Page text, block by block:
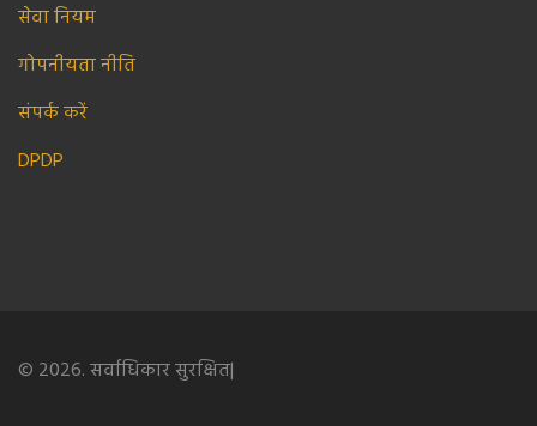
सेवा नियम
गोपनीयता नीति
संपर्क करें
DPDP
© 2026. सर्वाधिकार सुरक्षित|